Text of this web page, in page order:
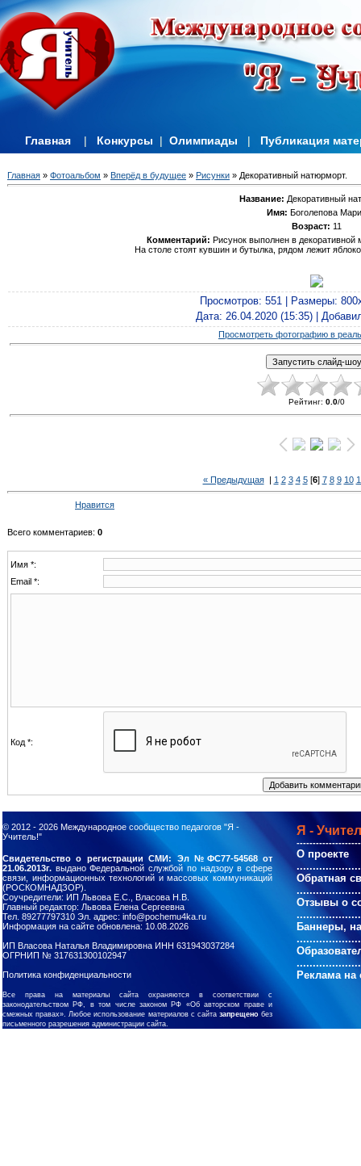
Главная | Конкурсы | Олимпиады | Публикация
Главная » Фотоальбом » Вперёд в будущее » Рисунки » Декоративный натюрморт.
Название: Декоративный
Имя: Боголепова
Возраст: 11
Комментарий: Рисунок выполнен в декоративной
На столе стоят кувшин и бутылка, рядом лежит
Просмотров: 551 | Размеры:
Дата: 26.04.2020 (15:35) |
Просмотреть фотографию в
Рейтинг: 0.0/0
« Предыдущая| 1 2 3 4 5[6] 7 8 9 10
Нравится
Всего комментариев: 0
Имя *:
Email *:
Код *:
© 2012 - 2026 Международное сообщество педагогов "Я -
Учитель!"
Я -
О проекте
Обратная
Отзывы о
Баннеры,
Реклама на
Свидетельство о регистрации СМИ: Эл №ФС77-54568 от
21.06.2013г. выдано Федеральной службой по надзору в сфере
связи, информационных технологий и массовых коммуникаций
(РОСКОМНАДЗОР).
Соучредители: ИП Львова Е.С., Власова Н.В.
Главный редактор: Львова Елена Сергеевна
Тел. 89277797310 Эл. адрес: info@pochemu4ka.ru
Информация на сайте обновлена: 10.08.2026
ИП Власова Наталья Владимировна ИНН 631943037284
ОГРНИП № 317631300102947
Политика конфиденциальности
Все права на материалы сайта охраняются в соответствии с
законодательством РФ, в том числе законом РФ «Об авторском праве и
смежных правах». Любое использование материалов с сайта запрещенобез
письменного разрешения администрации сайта.